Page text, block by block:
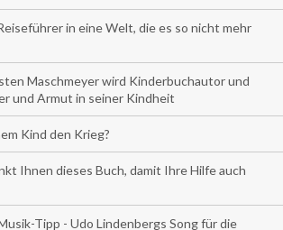
in eine Welt, die es so nicht mehr
Maschmeyer wird Kinderbuchautor und
und Armut in seiner Kindheit
Kind den Krieg?
Ihnen dieses Buch, damit Ihre Hilfe auch
Tipp - Udo Lindenbergs Song für die